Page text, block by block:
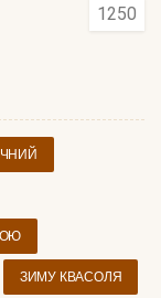
1250
ЗИМУ КВАСОЛЯ